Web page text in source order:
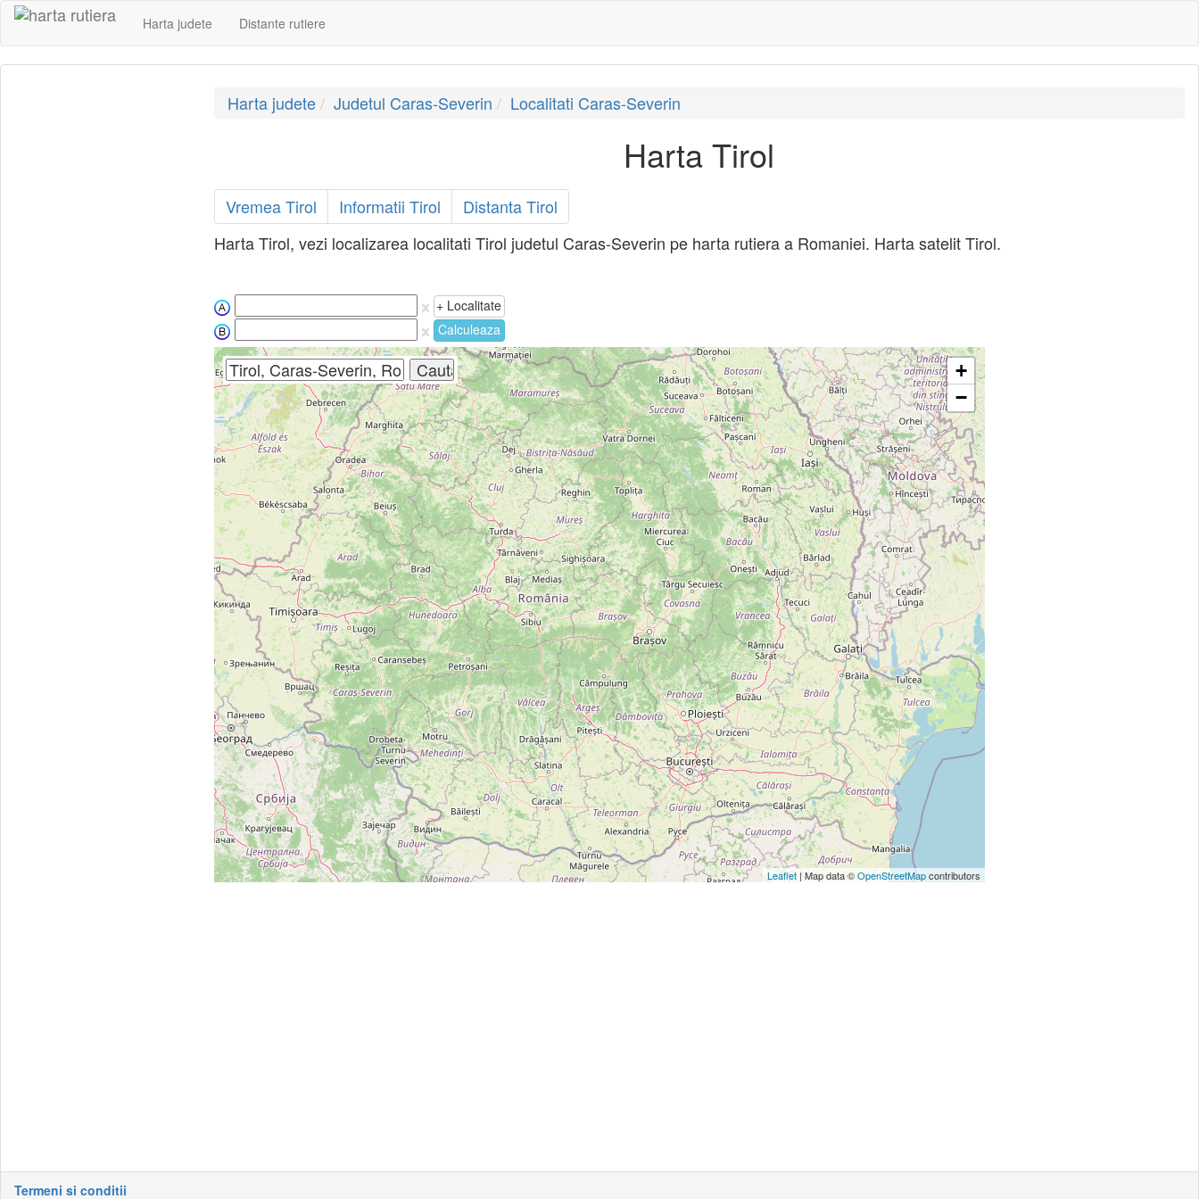
Harta judete Distante rutiere
Harta judete Judetul Caras-Severin Localitati Caras-Severin
Harta Tirol
Vremea Tirol Informatii Tirol
Distanta Tirol
Harta Tirol, vezi localizarea localitati Tirol judetul Caras-Severin pe harta rutiera a Romaniei. Harta satelit Tirol.
+ Localitate
Calculeaza
+
−
Leaflet | Map data ©OpenStreetMapcontributors
Termeni si conditii